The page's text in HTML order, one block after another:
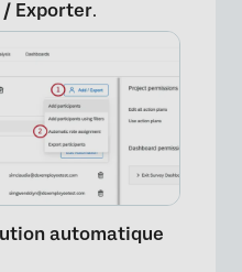
Exporter.
automatique